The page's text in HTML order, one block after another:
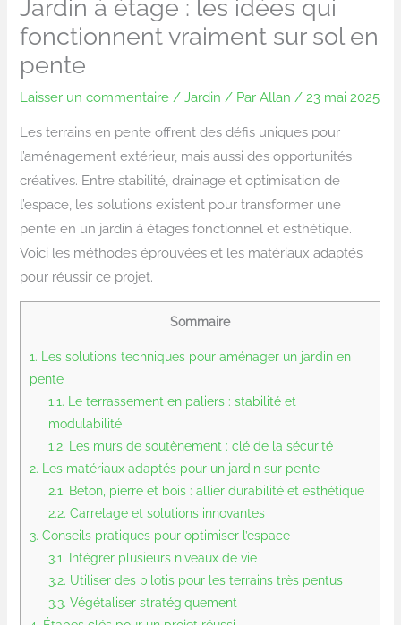
Jardin à étage : les idées qui
fonctionnent vraiment sur sol en
pente
Laisser un commentaire /Jardin / ParAllan / 23 mai 2025
Les terrains en pente offrent des défis uniques pour
l’aménagement extérieur, mais aussi des opportunités
créatives. Entre stabilité, drainage et optimisation de
l’espace, les solutions existent pour transformer une
pente en un jardin à étages fonctionnel et esthétique.
Voici les méthodes éprouvées et les matériaux adaptés
pour réussir ce projet.
Sommaire
1. Les solutions techniques pour aménager un jardin en
pente
1.1. Le terrassement en paliers : stabilité et
modulabilité
1.2. Les murs de soutènement : clé de la sécurité
2. Les matériaux adaptés pour un jardin sur pente
2.1. Béton, pierre et bois : allier durabilité et esthétique
2.2. Carrelage et solutions innovantes
3. Conseils pratiques pour optimiser l’espace
3.1. Intégrer plusieurs niveaux de vie
3.2. Utiliser des pilotis pour les terrains très pentus
3.3. Végétaliser stratégiquement